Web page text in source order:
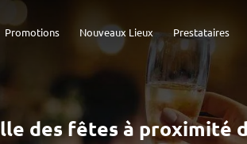
Prestataires
Nouveaux Lieux
Promotions
des fêtes à proximité